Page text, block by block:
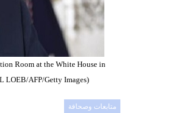
Room at the White House in
LOEB/AFP/Getty Images)
متابعات وصحافة